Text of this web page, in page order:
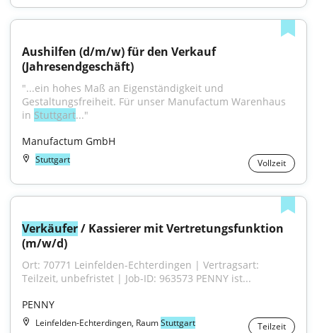
Aushilfen (d/m/w) für den Verkauf
(Jahresendgeschäft)
"...ein hohes Maß an Eigenständigkeit und
Gestaltungsfreiheit. Für unser Manufactum Warenhaus
in Stuttgart..."
Manufactum GmbH
Stuttgart Vollzeit
Verkäufer / Kassierer mit Vertretungsfunktion
(m/w/d)
Ort: 70771 Leinfelden-Echterdingen | Vertragsart:
Teilzeit, unbefristet | Job-ID: 963573 PENNY ist...
PENNY
Leinfelden-Echterdingen, RaumStuttgart Teilzeit